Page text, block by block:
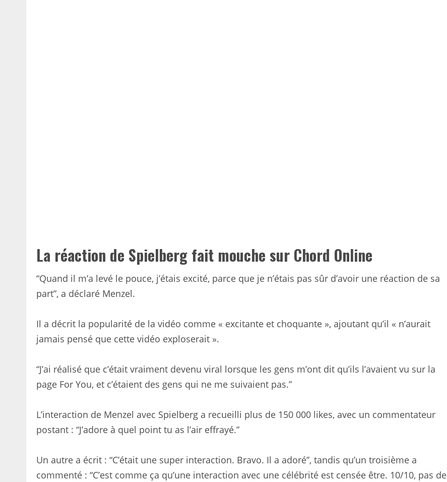
La réaction de Spielberg fait mouche sur Chord Online
“Quand il m’a levé le pouce, j’étais excité, parce que je n’étais pas sûr d’avoir une réaction de sa
part”, a déclaré Menzel.
Il a décrit la popularité de la vidéo comme « excitante et choquante », ajoutant qu’il « n’aurait
jamais pensé que cette vidéo exploserait ».
“J’ai réalisé que c’était vraiment devenu viral lorsque les gens m’ont dit qu’ils l’avaient vu sur la
page For You, et c’étaient des gens qui ne me suivaient pas.”
L’interaction de Menzel avec Spielberg a recueilli plus de 150 000 likes, avec un commentateur
postant : “J’adore à quel point tu as l’air effrayé.”
Un autre a écrit : “C’était une super interaction. Bravo. Il a adoré”, tandis qu’un troisième a
commenté : “C’est comme ça qu’une interaction avec une célébrité est censée être. 10/10, pas de